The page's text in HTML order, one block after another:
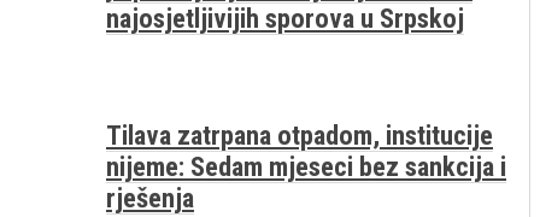
najosjetljivijih sporova u Srpskoj
Tilava zatrpana otpadom, institucije
nijeme: Sedam mjeseci bez sankcija i
rješenja